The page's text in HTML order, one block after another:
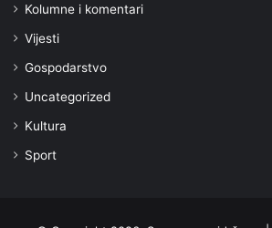
Kolumne i komentari
Vijesti
Gospodarstvo
Uncategorized
Kultura
Sport